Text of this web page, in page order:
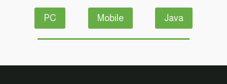
Java
Mobile
PC